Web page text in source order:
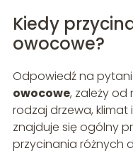
Kiedy
owocowe?
Odpowiedź na
owocowe, zależy od
rodzaj drzewa, klimat
znajduje się ogólny
przycinania różnych